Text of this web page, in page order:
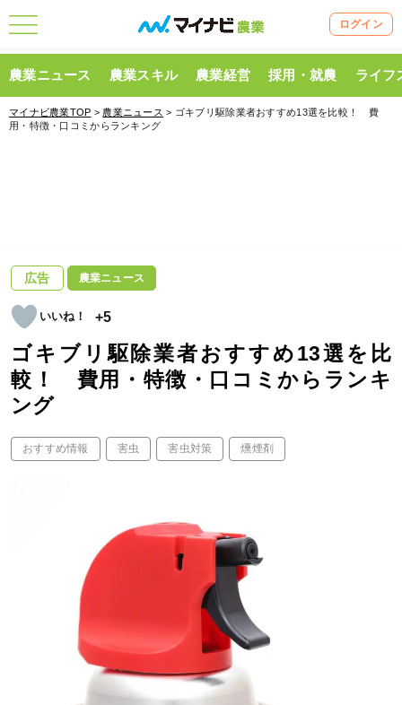
ログイン
農業ニュース 農業スキル 農業経営 採用・就農 ライフ
マイナビ農業TOP > 農業ニュース > ゴキブリ駆除業者おすすめ13選を比較！ 費
用・特徴・口コミからランキング
広告 農業ニュース
+5
ゴキブリ駆除業者おすすめ13選を比
較！ 費用・特徴・口コミからランキ
ング
おすすめ情報 害虫 害虫対策 燻煙剤